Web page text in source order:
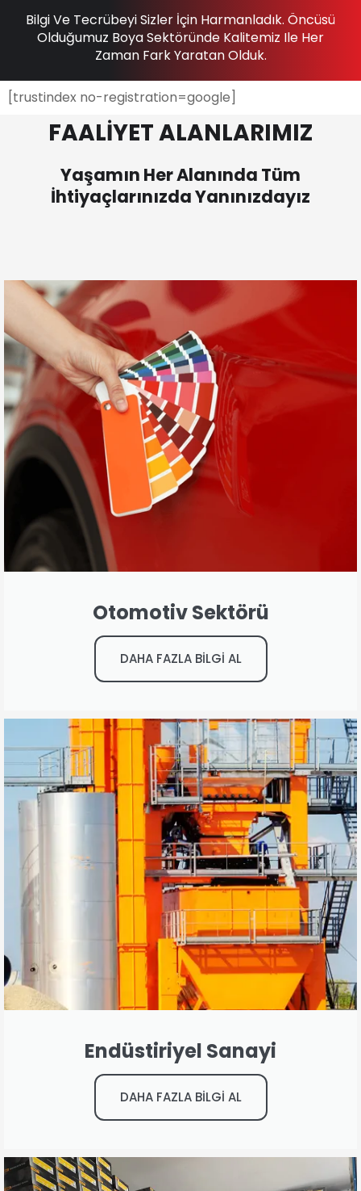
Bilgi Ve Tecrübeyi Sizler İçin Harmanladık. Öncüsü
Olduğumuz Boya Sektöründe Kalitemiz Ile Her
Zaman Fark Yaratan Olduk.
[trustindex no-registration=google]
FAALİYET ALANLARIMIZ
Yaşamın Her Alanında Tüm
İhtiyaçlarınızda Yanınızdayız
Otomotiv Sektörü
DAHA FAZLA BİLGİ AL
Endüstiriyel Sanayi
DAHA FAZLA BİLGİ AL